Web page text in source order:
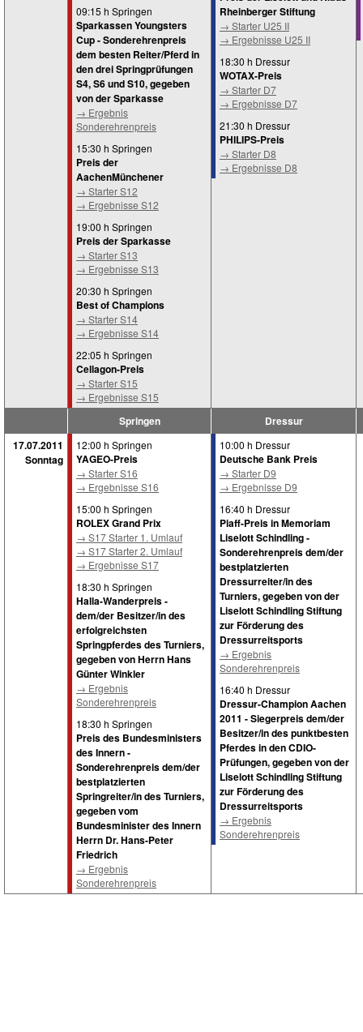
09:15 h Springen
Sparkassen Youngsters
Cup - Sonderehrenpreis
dem besten Reiter/Pferd in
den drei Springprüfungen
S4, S6 und S10, gegeben
von der Sparkasse
→ Ergebnis
Sonderehrenpreis
15:30 h Springen
Preis der
AachenMünchener
→ Starter S12
→ Ergebnisse S12
19:00 h Springen
Preis der Sparkasse
→ Starter S13
→ Ergebnisse S13
20:30 h Springen
Best of Champions
→ Starter S14
→ Ergebnisse S14
22:05 h Springen
Cellagon-Preis
→ Starter S15
→ Ergebnisse S15
Rheinberger Stiftung
→ Starter U25 II
→ Ergebnisse U25 II
18:30 h Dressur
WOTAX-Preis
→ Starter D7
→ Ergebnisse D7
21:30 h Dressur
PHILIPS-Preis
→ Starter D8
→ Ergebnisse D8
Springen
Dressur
17.07.2011
Sonntag
12:00 h Springen
YAGEO-Preis
→ Starter S16
→ Ergebnisse S16
15:00 h Springen
ROLEX Grand Prix
→ S17 Starter 1. Umlauf
→ S17 Starter 2. Umlauf
→ Ergebnisse S17
18:30 h Springen
Halla-Wanderpreis -
dem/der Besitzer/in des
erfolgreichsten
Springpferdes des Turniers,
gegeben von Herrn Hans
Günter Winkler
→ Ergebnis
Sonderehrenpreis
18:30 h Springen
Preis des Bundesministers
des Innern -
Sonderehrenpreis dem/der
bestplatzierten
Springreiter/in des Turniers,
gegeben vom
Bundesminister des Innern
Herrn Dr. Hans-Peter
Friedrich
→ Ergebnis
Sonderehrenpreis
10:00 h Dressur
Deutsche Bank Preis
→ Starter D9
→ Ergebnisse D9
16:40 h Dressur
Piaff-Preis in Memoriam
Liselott Schindling -
Sonderehrenpreis dem/der
bestplatzierten
Dressurreiter/in des
Turniers, gegeben von der
Liselott Schindling Stiftung
zur Förderung des
Dressurreitsports
→ Ergebnis
Sonderehrenpreis
16:40 h Dressur
Dressur-Champion Aachen
2011 - Siegerpreis dem/der
Besitzer/in des punktbesten
Pferdes in den CDIO-
Prüfungen, gegeben von der
Liselott Schindling Stiftung
zur Förderung des
Dressurreitsports
→ Ergebnis
Sonderehrenpreis